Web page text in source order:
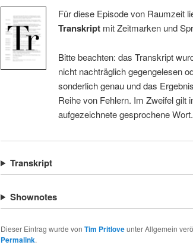
Für diese Episode von Raumzeit
Transkriptmit Zeitmarken und
Bitte beachten: das Transkript
nicht nachträglich gegengelesen
sonderlich genau und das
Reihe von Fehlern. Im Zweifel gilt
aufgezeichnete gesprochene
Transkript
Shownotes
Dieser Eintrag wurde von Tim Pritloveunter Allgemein
Permalink.